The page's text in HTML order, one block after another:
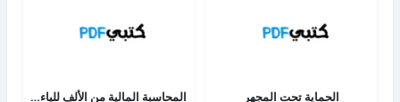
الحماية تحت المجهر المحاسبة المالية من الألف للياء - الجزء الثاني